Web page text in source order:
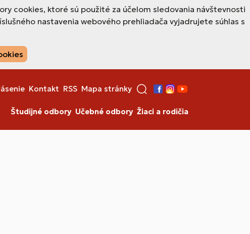
cookies, ktoré sú použité za účelom sledovania návštevnosti
nastavenia webového prehliadača vyjadrujete súhlas s
Kontakt RSS Mapa stránky
Facebook
Instagram
YouTube
Študijné odbory Učebné odbory Žiaci a rodičia